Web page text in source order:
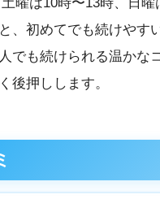
、初めてでも続けやす
でも続けられる温かな
後押しします。